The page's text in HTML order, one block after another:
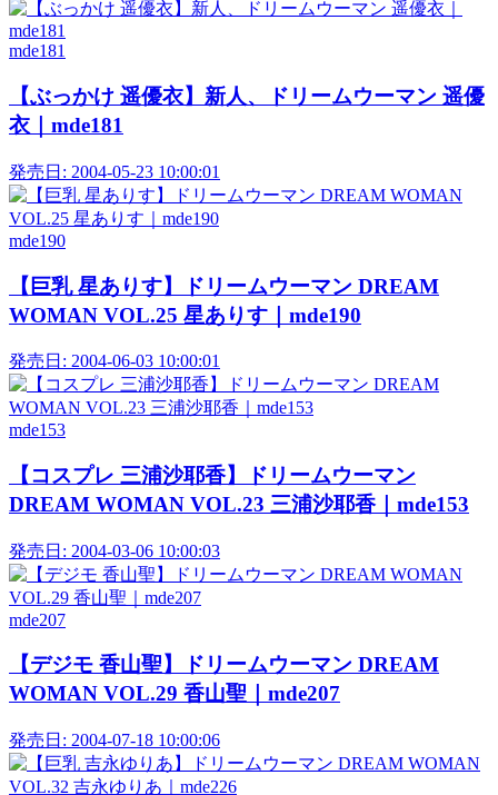
mde181
【ぶっかけ 遥優衣】新人、ドリームウーマン 遥優
衣｜mde181
発売日: 2004-05-23 10:00:01
mde190
【巨乳 星ありす】ドリームウーマン DREAM
WOMAN VOL.25 星ありす｜mde190
発売日: 2004-06-03 10:00:01
mde153
【コスプレ 三浦沙耶香】ドリームウーマン
DREAM WOMAN VOL.23 三浦沙耶香｜mde153
発売日: 2004-03-06 10:00:03
mde207
【デジモ 香山聖】ドリームウーマン DREAM
WOMAN VOL.29 香山聖｜mde207
発売日: 2004-07-18 10:00:06